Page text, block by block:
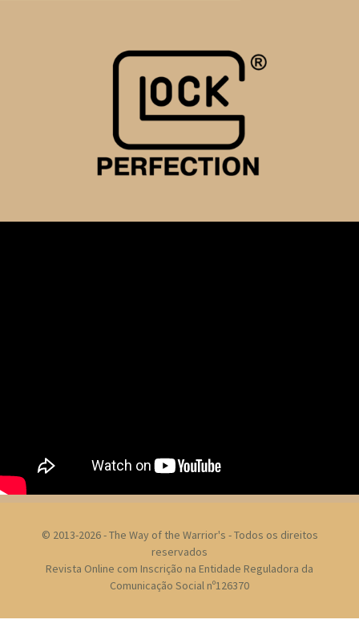
© 2013-2026 - The Way of the Warrior's - Todos os direitos
reservados
Revista Online com Inscrição na Entidade Reguladora da
Comunicação Social nº126370